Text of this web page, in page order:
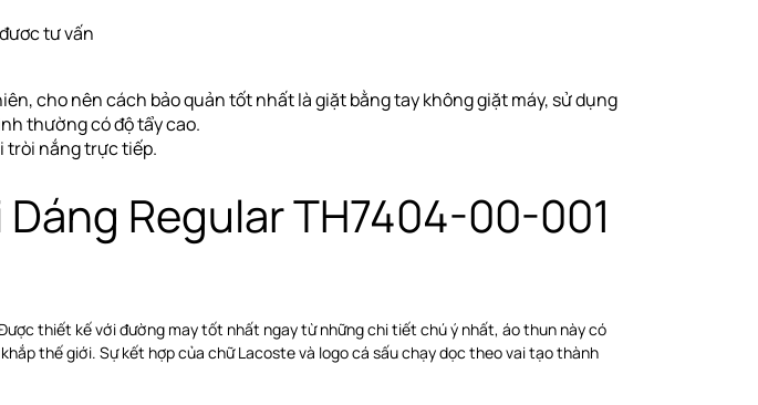
tư vấn
cho nên cách bảo quản tốt nhất là giặt bằng tay không giặt máy, sử dụng
thường có độ tẩy cao.
tròi nắng trực tiếp.
Regular TH7404-00-001
thiết kế với đường may tốt nhất ngay từ những chi tiết chú ý nhất, áo thun này có
thế giới. Sự kết hợp của chữ Lacoste và logo cá sấu chạy dọc theo vai tạo thành